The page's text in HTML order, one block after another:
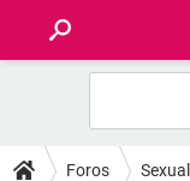
FOROS
Foros